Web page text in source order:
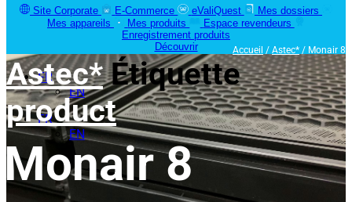
Site Corporate
E-Commerce eValiQuest
Mes dossiers
Mes appareils
Mes produits
Espace revendeurs
Enregistrement produits
Découvrir
FR
EN
FR
EN
Accueil / Astec* / Monair 8
Astec* Étiquette
product
Monair 8